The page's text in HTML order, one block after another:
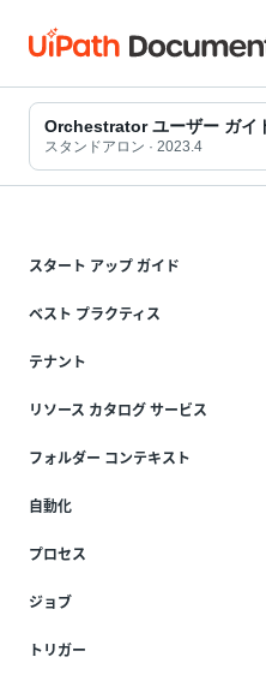
Orchestrator ユーザー ガイ
スタンドアロン · 2023.4
スタート アップ ガイド
ベスト プラクティス
テナント
リソース カタログ サービス
フォルダー コンテキスト
自動化
プロセス
ジョブ
トリガー